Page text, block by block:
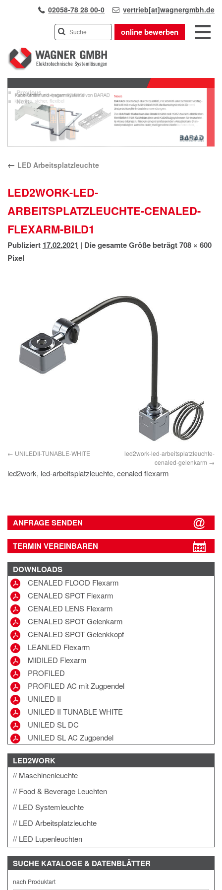
02058-78 28 00-0 vertrieb[at]wagnergmbh.de
online bewerben
INDUSTRIEVERTRETUNG
UNSER TEAM
WIR ÜBER UNS
KARRIERE
PRODUKTE
APPLIKATIONEN
KONTAKT
ANFAHRT
IMPRESSUM
DATENSCHUTZ
Previous
Next
← LED Arbeitsplatzleuchte
LED2WORK-LED-
ARBEITSPLATZLEUCHTE-CENALED-
FLEXARM-BILD1
Publiziert 17.02.2021 | Die gesamte Größe beträgt708 × 600
Pixel
UNILEDII-TUNABLE-WHITE
led2work-led-arbeitsplatzleuchte-
cenaled-gelenkarm
led2work, led-arbeitsplatzleuchte, cenaled flexarm
ANFRAGE SENDEN
TERMIN VEREINBAREN
DOWNLOADS
CENALED FLOOD Flexarm
CENALED SPOT Flexarm
CENALED LENS Flexarm
CENALED SPOT Gelenkarm
CENALED SPOT Gelenkkopf
LEANLED Flexarm
MIDILED Flexarm
PROFILED
PROFILED AC mit Zugpendel
UNILED II
UNILED II TUNABLE WHITE
UNILED SL DC
UNILED SL AC Zugpendel
LED2WORK
Maschinenleuchte
Food & Beverage Leuchten
LED Systemleuchte
LED Arbeitsplatzleuchte
LED Lupenleuchten
SUCHE KATALOGE & DATENBLÄTTER
nach Produktart